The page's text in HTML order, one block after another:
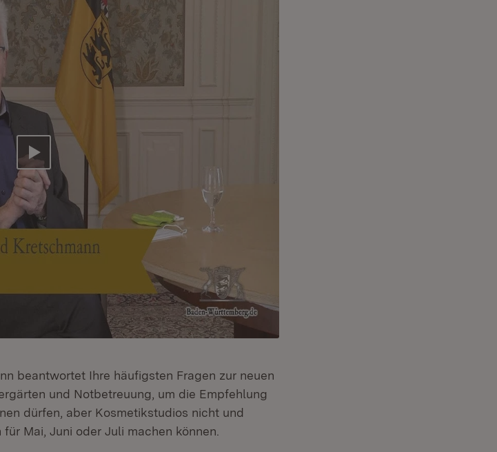
Video abspielen
beantwortet Ihre häufigsten Fragen zur neuen
und Notbetreuung, um die Empfehlung
dürfen, aber Kosmetikstudios nicht und
Mai, Juni oder Juli machen können.